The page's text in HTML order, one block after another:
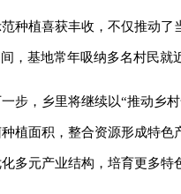
种植喜获丰收，不仅推动
，基地常年吸纳多名村民
步，乡里将继续以“推动乡
植面积，整合资源形成特
多元产业结构，培育更多